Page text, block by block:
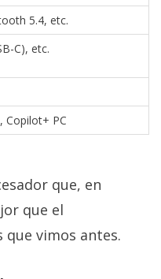
5.4, etc.
C), etc.
Copilot+ PC
que, en
que el
que vimos antes.